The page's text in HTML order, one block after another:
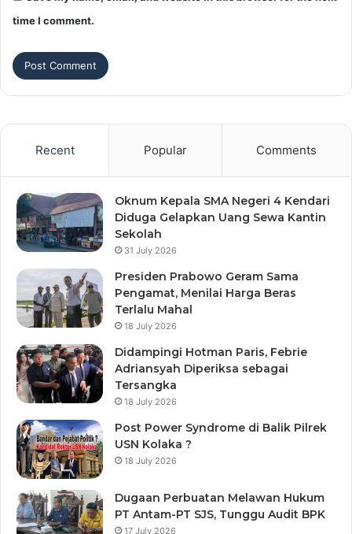
time I comment.
Recent Popular Comments
Oknum Kepala SMA Negeri 4 Kendari
Diduga Gelapkan Uang Sewa Kantin
Sekolah
31 July 2026
Presiden Prabowo Geram Sama
Pengamat, Menilai Harga Beras
Terlalu Mahal
18 July 2026
Didampingi Hotman Paris, Febrie
Adriansyah Diperiksa sebagai
Tersangka
18 July 2026
Post Power Syndrome di Balik Pilrek
USN Kolaka ?
18 July 2026
Dugaan Perbuatan Melawan Hukum
PT Antam-PT SJS, Tunggu Audit BPK
17 July 2026